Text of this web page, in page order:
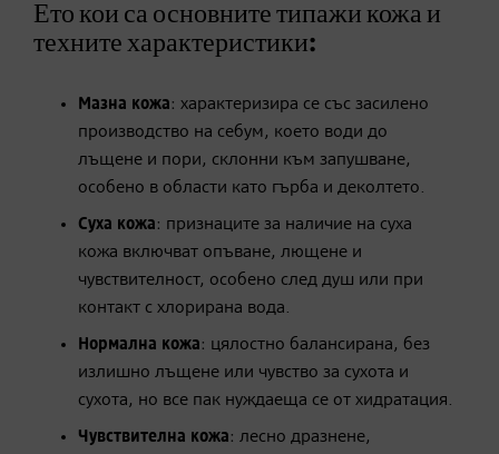
Ето кои са основните типажи кожа и
техните характеристики:
Мазна кожа: характеризира се със засилено
производство на себум, което води до
лъщене и пори, склонни към запушване,
особено в области като гърба и деколтето.
Суха кожа: признаците за наличие на суха
кожа включват опъване, лющене и
чувствителност, особено след душ или при
контакт с хлорирана вода.
Нормална кожа: цялостно балансирана, без
излишно лъщене или чувство за сухота и
сухота, но все пак нуждаеща се от хидратация.
Чувствителна кожа: лесно дразнене,